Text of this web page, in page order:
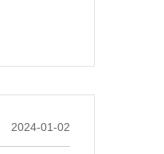
2024-01-02